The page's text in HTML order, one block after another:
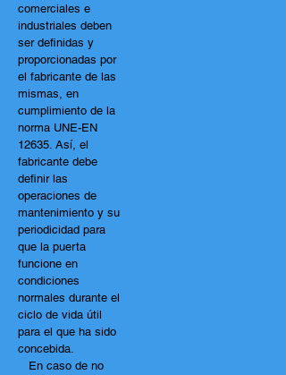
comerciales e
industriales deben
ser definidas y
proporcionadas por
el fabricante de las
mismas, en
cumplimiento de la
norma UNE-EN
12635. Así, el
fabricante debe
definir las
operaciones de
mantenimiento y su
periodicidad para
que la puerta
funcione en
condiciones
normales durante el
ciclo de vida útil
para el que ha sido
concebida.
En caso de no